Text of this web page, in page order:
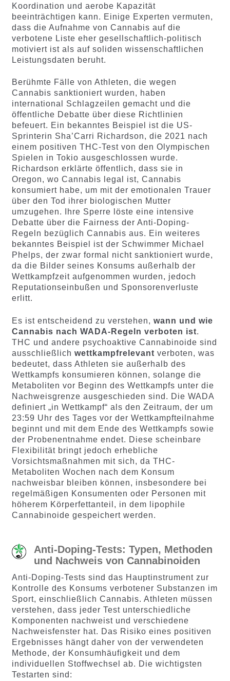
Koordination und aerobe Kapazität
beeinträchtigen kann. Einige Experten vermuten,
dass die Aufnahme von Cannabis auf die
verbotene Liste eher gesellschaftlich-politisch
motiviert ist als auf soliden wissenschaftlichen
Leistungsdaten beruht.
Berühmte Fälle von Athleten, die wegen
Cannabis sanktioniert wurden, haben
international Schlagzeilen gemacht und die
öffentliche Debatte über diese Richtlinien
befeuert. Ein bekanntes Beispiel ist die US-
Sprinterin Sha’Carri Richardson, die 2021 nach
einem positiven THC-Test von den Olympischen
Spielen in Tokio ausgeschlossen wurde.
Richardson erklärte öffentlich, dass sie in
Oregon, wo Cannabis legal ist, Cannabis
konsumiert habe, um mit der emotionalen Trauer
über den Tod ihrer biologischen Mutter
umzugehen. Ihre Sperre löste eine intensive
Debatte über die Fairness der Anti-Doping-
Regeln bezüglich Cannabis aus. Ein weiteres
bekanntes Beispiel ist der Schwimmer Michael
Phelps, der zwar formal nicht sanktioniert wurde,
da die Bilder seines Konsums außerhalb der
Wettkampfzeit aufgenommen wurden, jedoch
Reputationseinbußen und Sponsorenverluste
erlitt.
Es ist entscheidend zu verstehen, wann und wie
Cannabis nach WADA-Regeln verboten ist.
THC und andere psychoaktive Cannabinoide sind
ausschließlich wettkampfrelevant verboten, was
bedeutet, dass Athleten sie außerhalb des
Wettkampfs konsumieren können, solange die
Metaboliten vor Beginn des Wettkampfs unter die
Nachweisgrenze ausgeschieden sind. Die WADA
definiert „in Wettkampf“ als den Zeitraum, der um
23:59 Uhr des Tages vor der Wettkampfteilnahme
beginnt und mit dem Ende des Wettkampfs sowie
der Probenentnahme endet. Diese scheinbare
Flexibilität bringt jedoch erhebliche
Vorsichtsmaßnahmen mit sich, da THC-
Metaboliten Wochen nach dem Konsum
nachweisbar bleiben können, insbesondere bei
regelmäßigen Konsumenten oder Personen mit
höherem Körperfettanteil, in dem lipophile
Cannabinoide gespeichert werden.
Anti-Doping-Tests: Typen, Methoden
und Nachweis von Cannabinoiden
Anti-Doping-Tests sind das Hauptinstrument zur
Kontrolle des Konsums verbotener Substanzen im
Sport, einschließlich Cannabis. Athleten müssen
verstehen, dass jeder Test unterschiedliche
Komponenten nachweist und verschiedene
Nachweisfenster hat. Das Risiko eines positiven
Ergebnisses hängt daher von der verwendeten
Methode, der Konsumhäufigkeit und dem
individuellen Stoffwechsel ab. Die wichtigsten
Testarten sind: